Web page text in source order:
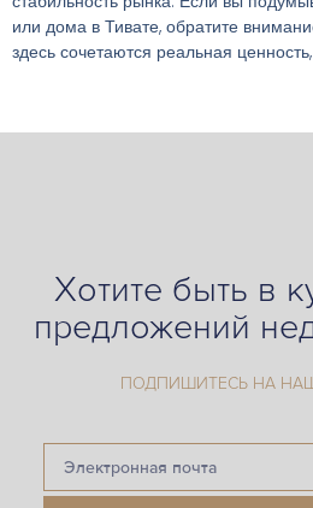
или дома в Тивате, обратите
здесь сочетаются реальная
Хотите быть в
предложений
ПОДПИШИТЕСЬ НА